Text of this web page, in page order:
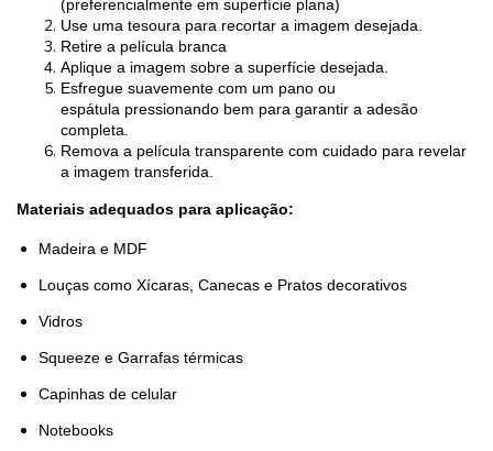
(preferencialmente em superfície plana)
Use uma tesoura para recortar a imagem desejada.
Retire a película branca
Aplique a imagem sobre a superfície desejada.
Esfregue suavemente com um pano ou
espátula pressionando bem para garantir a adesão
completa.
Remova a película transparente com cuidado para revelar
a imagem transferida.
Materiais adequados para aplicação:
Madeira e MDF
Louças como Xícaras, Canecas e Pratos decorativos
Vidros
Squeeze e Garrafas térmicas
Capinhas de celular
Notebooks